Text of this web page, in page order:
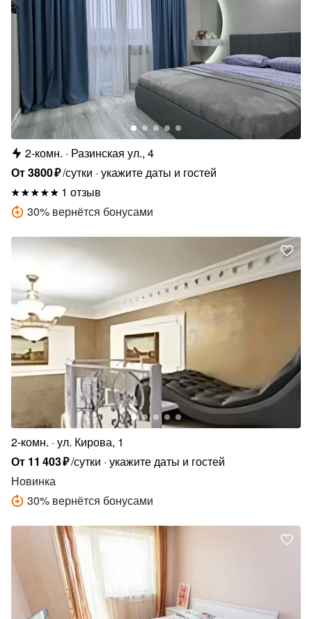
2-комн.
Разинская ул., 4
От3800₽/сутки укажите даты и гостей
1 отзыв
30% вернётся бонусами
2-комн. ул. Кирова, 1
От 11 403₽/сутки укажите даты и гостей
Новинка
30% вернётся бонусами